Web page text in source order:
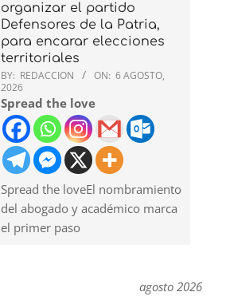
organizar el partido
Defensores de la Patria,
para encarar elecciones
territoriales
BY: REDACCION ON: 6 AGOSTO,
2026
Spread the love
Spread the loveEl nombramiento
del abogado y académico marca
el primer paso
agosto 2026